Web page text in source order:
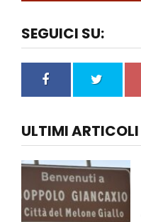
SEGUICI SU:
ULTIMI ARTICOLI